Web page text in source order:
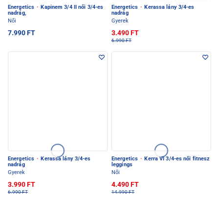
Energetics · Kapinem 3/4 II női 3/4-es
nadrág,
Női
7.990 FT
Energetics · Kerassa lány 3/4-es
nadrág
Gyerek
3.490 FT
6.990 FT
Energetics · Kerassa lány 3/4-es
nadrág
Gyerek
3.990 FT
6.990 FT
Energetics · Kerra VI 3/4-es női fitnesz
leggings
Női
4.490 FT
14.990 FT